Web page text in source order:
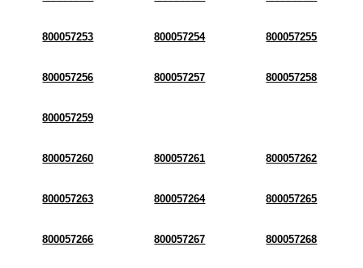
800057253 800057254 800057255
800057256 800057257 800057258
800057259
800057260 800057261 800057262
800057263 800057264 800057265
800057266 800057267 800057268